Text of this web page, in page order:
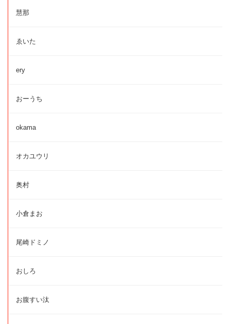
慧那
ゑいた
ery
おーうち
okama
オカユウリ
奥村
小倉まお
尾崎ドミノ
おしろ
お腹すい汰